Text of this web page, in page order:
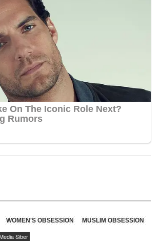
WOMEN'S OBSESSION MUSLIM OBSESSION
Siber